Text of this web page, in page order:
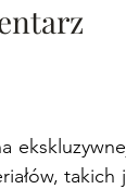
takich